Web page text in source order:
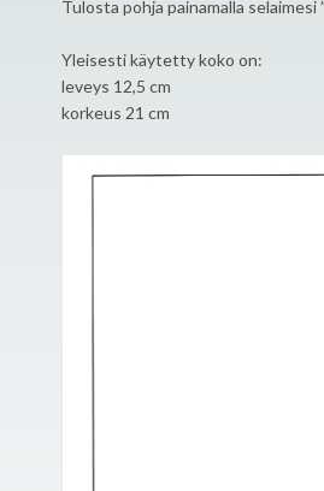
Tulosta pohja painamalla selaimesi
Yleisesti käytetty koko on:
leveys 12,5 cm
korkeus 21 cm